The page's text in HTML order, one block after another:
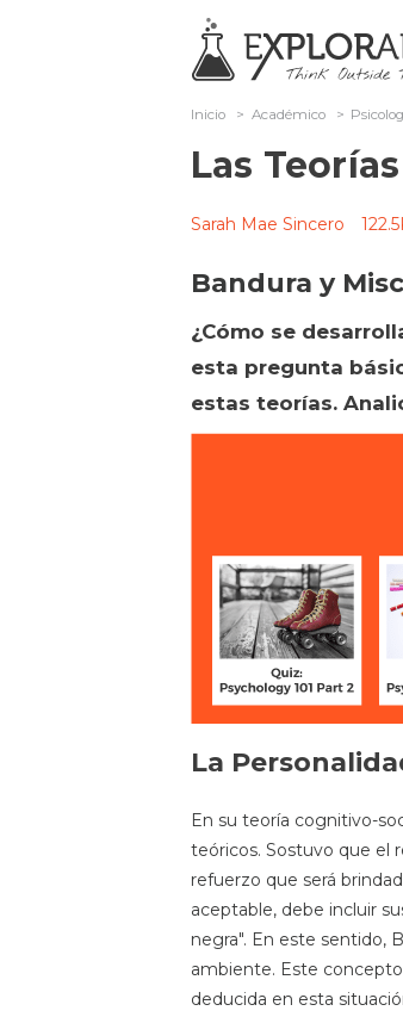
Inicio > Académico >
Las
Sarah Mae Sincero
Bandura y
¿Cómo se
esta pregunta
estas teorías.
La
En su teoría cognitivo-
teóricos. Sostuvo que el
refuerzo que será
aceptable, debe incluir
negra". En este sentido,
ambiente. Este
deducida en esta